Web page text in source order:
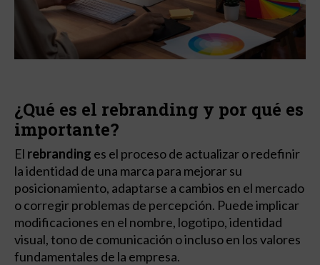
¿Qué es el rebranding y por qué es
importante?
El rebranding es el proceso de actualizar o redefinir
la identidad de una marca para mejorar su
posicionamiento, adaptarse a cambios en el mercado
o corregir problemas de percepción. Puede implicar
modificaciones en el nombre, logotipo, identidad
visual, tono de comunicación o incluso en los valores
fundamentales de la empresa.